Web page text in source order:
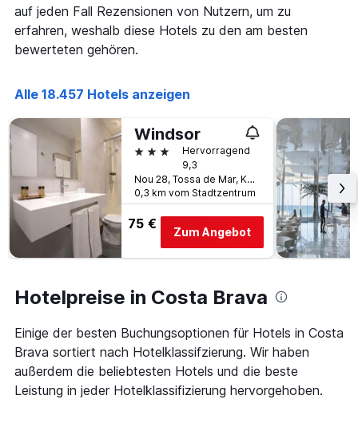
auf jeden Fall Rezensionen von Nutzern, um zu
erfahren, weshalb diese Hotels zu den am besten
bewerteten gehören.
Alle 18.457 Hotels anzeigen
Windsor
3 SterneHervorragend
9,3
Nou 28, Tossa de Mar, Katalonien, Spanien
0,3 km vom Stadtzentrum
75 €
Zum Angebot
Hotelpreise in Costa Brava
Einige der besten Buchungsoptionen für Hotels in Costa
Brava sortiert nach Hotelklassifzierung. Wir haben
außerdem die beliebtesten Hotels und die beste
Leistung in jeder Hotelklassifizierung hervorgehoben.